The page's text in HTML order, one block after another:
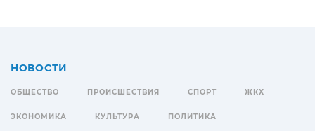
НОВОСТИ
ОБЩЕСТВО ПРОИСШЕСТВИЯ СПОРТ ЖКХ
ЭКОНОМИКА КУЛЬТУРА ПОЛИТИКА